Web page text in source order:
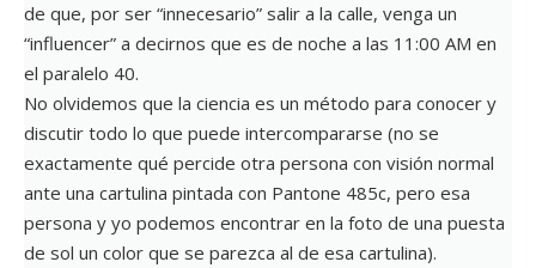
de que, por ser “innecesario” salir a la calle, venga un
“influencer” a decirnos que es de noche a las 11:00 AM en
el paralelo 40.
No olvidemos que la ciencia es un método para conocer y
discutir todo lo que puede intercompararse (no se
exactamente qué percide otra persona con visión normal
ante una cartulina pintada con Pantone 485c, pero esa
persona y yo podemos encontrar en la foto de una puesta
de sol un color que se parezca al de esa cartulina).